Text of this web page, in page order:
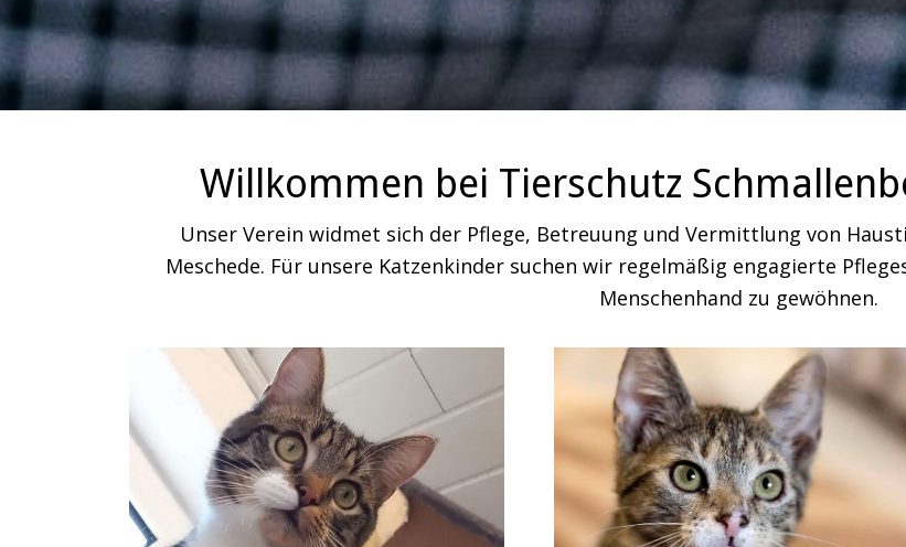
Willkommen bei Tierschutz
Unser Verein widmet sich der Pflege, Betreuung und Vermittlung von
Meschede. Für unsere Katzenkinder suchen wir regelmäßig engagierte
Menschenhand zu gewöhnen.